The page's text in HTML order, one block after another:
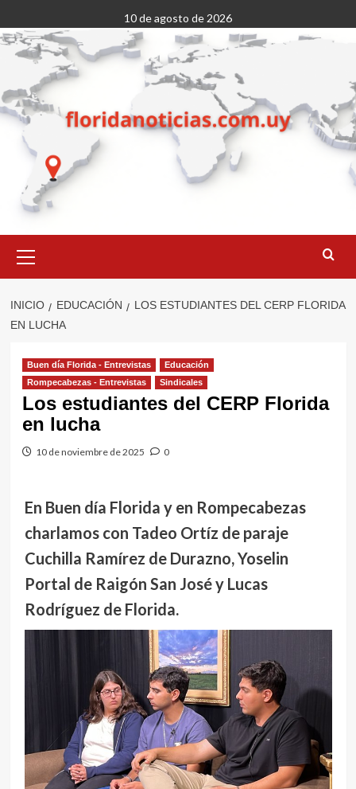
al
contenido
10 de agosto de 2026
primario
INICIO EDUCACIÓN
LOS ESTUDIANTES DEL CERP FLORIDA
EN LUCHA
Buen día Florida - Entrevistas
Educación
Rompecabezas - Entrevistas
Sindicales
Los estudiantes del CERP Florida
en lucha
10 de noviembre de 2025 0
En Buen día Florida y en Rompecabezas
charlamos con Tadeo Ortíz de paraje
Cuchilla Ramírez de Durazno, Yoselin
Portal de Raigón San José y Lucas
Rodríguez de Florida.